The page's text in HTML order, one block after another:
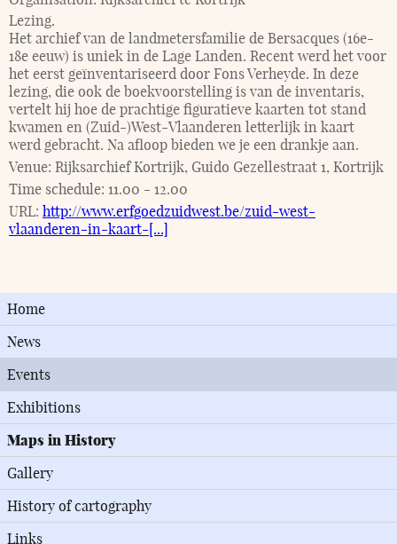
Lezing.
Het archief van de landmetersfamilie de Bersacques (16e-
18e eeuw) is uniek in de Lage Landen. Recent werd het voor
het eerst geïnventariseerd door Fons Verheyde. In deze
lezing, die ook de boekvoorstelling is van de inventaris,
vertelt hij hoe de prachtige figuratieve kaarten tot stand
kwamen en (Zuid-)West-Vlaanderen letterlijk in kaart
werd gebracht. Na afloop bieden we je een drankje aan.
Venue: Rijksarchief Kortrijk, Guido Gezellestraat 1, Kortrijk
Time schedule: 11.00 - 12.00
URL: http://www.erfgoedzuidwest.be/zuid-west-
vlaanderen-in-kaart-[...]
Home
News
Events
Exhibitions
Maps in History
Gallery
History of cartography
Links